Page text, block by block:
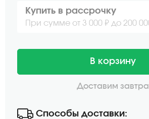
Купить в рассрочку
При сумме от 3 000 ₽ до 200
В корзину
Доставим завтра
Способы доставки: